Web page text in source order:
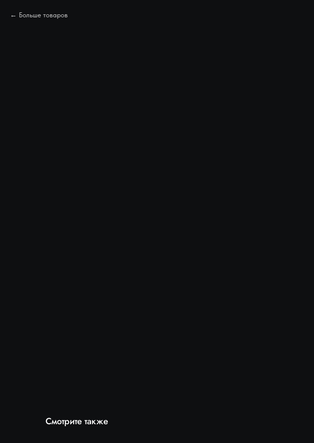
Больше товаров
Смотрите также